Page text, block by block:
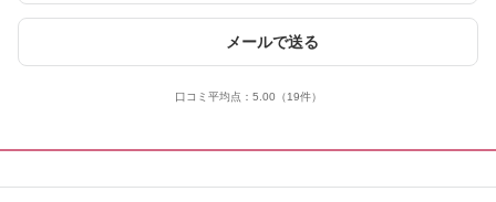
メールで送る
口コミ平均点： 5.00 （19件）